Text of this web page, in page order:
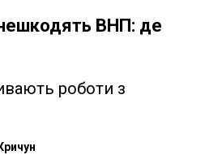
ВНП: де
роботи з